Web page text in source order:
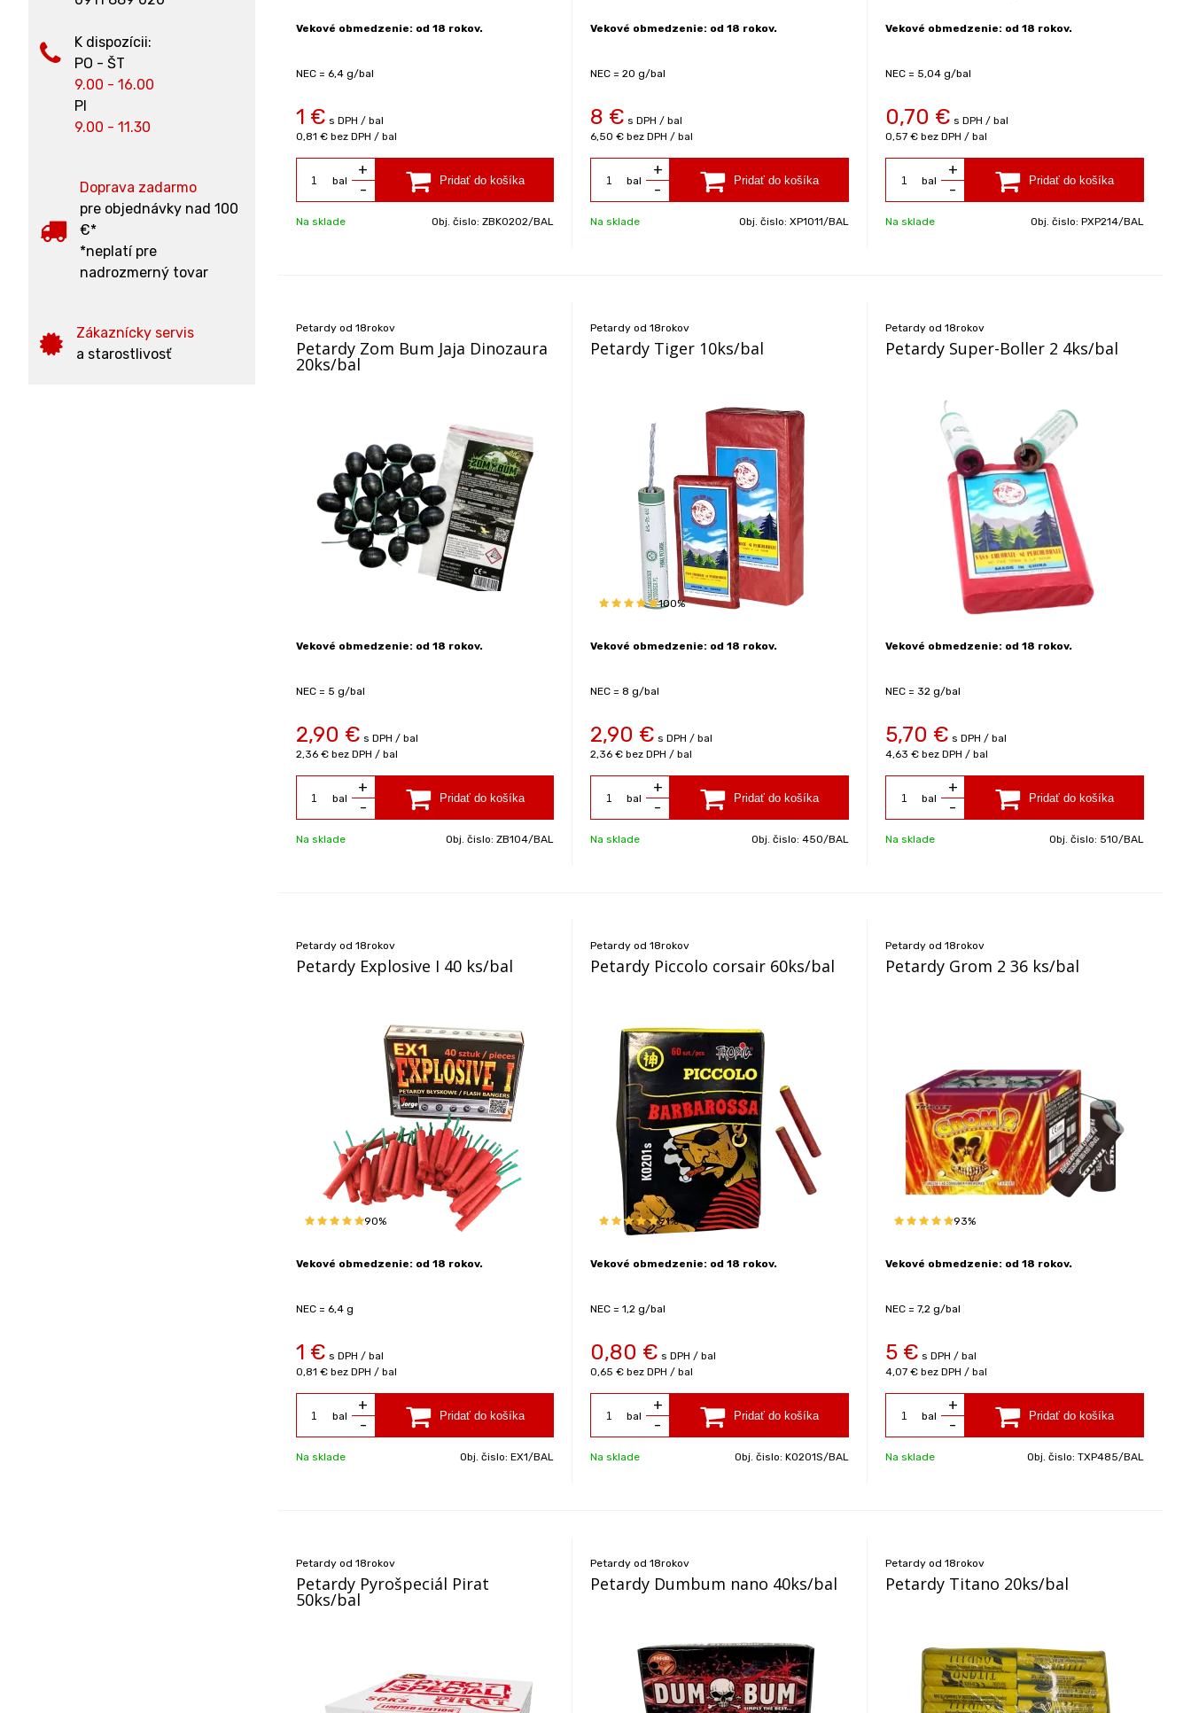
Vekové obmedzenie: od 18 rokov.
NEC = 6,4 g/bal
1 € s DPH / bal
0,81 € bez DPH / bal
bal
+
-
Na sklade Obj. čislo:ZBK0202/BAL
Vekové obmedzenie: od 18 rokov.
NEC = 20 g/bal
8 € s DPH / bal
6,50 € bez DPH / bal
bal
+
-
Na sklade Obj. čislo:XP1011/BAL
Vekové obmedzenie: od 18 rokov.
NEC = 5,04 g/bal
0,70 € s DPH / bal
0,57 € bez DPH / bal
bal
+
-
Na sklade Obj. čislo: PXP214/BAL
Petardy od 18rokov
Petardy Zom Bum Jaja Dinozaura
20ks/bal
Vekové obmedzenie: od 18 rokov.
NEC = 5 g/bal
2,90 € s DPH / bal
2,36 € bez DPH / bal
bal
+
-
Na sklade Obj. čislo:ZB104/BAL
Petardy od 18rokov
Petardy Tiger 10ks/bal
100%
Vekové obmedzenie: od 18 rokov.
NEC = 8 g/bal
2,90 € s DPH / bal
2,36 € bez DPH / bal
bal
+
-
Na sklade Obj. čislo:450/BAL
Petardy od 18rokov
Petardy Super-Boller 2 4ks/bal
Vekové obmedzenie: od 18 rokov.
NEC = 32 g/bal
5,70 € s DPH / bal
4,63 € bez DPH / bal
bal
+
-
Na sklade Obj. čislo: 510/BAL
Petardy od 18rokov
Petardy Explosive I 40 ks/bal
90%
Vekové obmedzenie: od 18 rokov.
NEC = 6,4 g
1 € s DPH / bal
0,81 € bez DPH / bal
bal
+
-
Na sklade Obj. čislo:EX1/BAL
Petardy od 18rokov
Petardy Piccolo corsair 60ks/bal
91%
Vekové obmedzenie: od 18 rokov.
NEC = 1,2 g/bal
0,80 € s DPH / bal
0,65 € bez DPH / bal
bal
+
-
Na sklade Obj. čislo:K0201S/BAL
Petardy od 18rokov
Petardy Grom 2 36 ks/bal
93%
Vekové obmedzenie: od 18 rokov.
NEC = 7,2 g/bal
5 € s DPH / bal
4,07 € bez DPH / bal
bal
+
-
Na sklade Obj. čislo: TXP485/BAL
Petardy od 18rokov
Petardy Pyrošpeciál Pirat
50ks/bal
Petardy od 18rokov
Petardy Dumbum nano 40ks/bal
Petardy od 18rokov
Petardy Titano 20ks/bal
K dispozícii:
PO - ŠT
9.00 - 16.00
PI
9.00 - 11.30
Doprava zadarmo
pre objednávky nad 100
€*
*neplatí pre
nadrozmerný tovar
Zákaznícky servis
a starostlivosť